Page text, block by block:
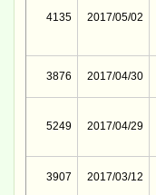
2017/05/02
4135
2017/04/30
3876
2017/04/29
5249
2017/03/12
3907